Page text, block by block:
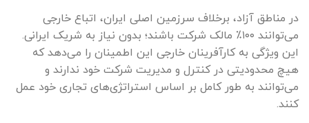
در مناطق آزاد، برخلاف سرزمین اصلی ایران، اتباع خارجی
می‌توانند ۱۰۰٪ مالک شرکت باشند؛ بدون نیاز به شریک ایرانی.
این ویژگی به کارآفرینان خارجی این اطمینان را می‌دهد که
هیچ محدودیتی در کنترل و مدیریت شرکت خود ندارند و
می‌توانند به طور کامل بر اساس استراتژی‌های تجاری خود عمل
کنند.